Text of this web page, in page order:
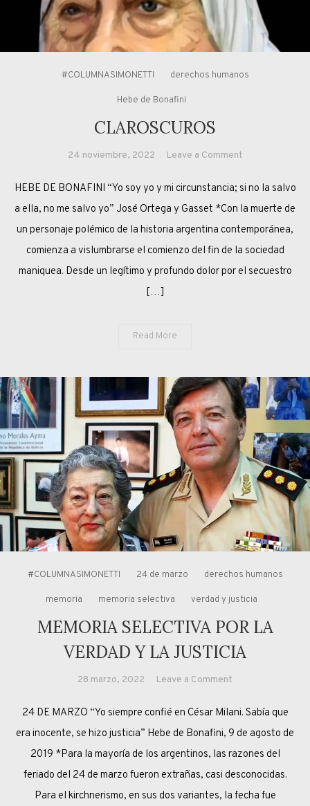
#COLUMNASIMONETTI derechos humanos
Hebe de Bonafini
CLAROSCUROS
24 noviembre, 2022 Leave a Commenton
HEBE DE BONAFINI “Yo soy yo y mi circunstancia; si no la salvo
a ella, no me salvo yo” José Ortega y Gasset *Con la muerte de
un personaje polémico de la historia argentina contemporánea,
comienza a vislumbrarse el comienzo del fin de la sociedad
maniquea. Desde un legítimo y profundo dolor por el secuestro
[…]
Read More
#COLUMNASIMONETTI 24 de marzo derechos humanos
memoria memoria selectiva verdad y justicia
MEMORIA SELECTIVA POR LA
VERDAD Y LA JUSTICIA
28 marzo, 2022 Leave a Comment
SELECTIVA
POR
LA
24 DE MARZO “Yo siempre confié en César Milani. Sabía que
era inocente, se hizo justicia” Hebe de Bonafini, 9 de agosto de
2019 *Para la mayoría de los argentinos, las razones del
feriado del 24 de marzo fueron extrañas, casi desconocidas.
Para el kirchnerismo, en sus dos variantes, la fecha fue